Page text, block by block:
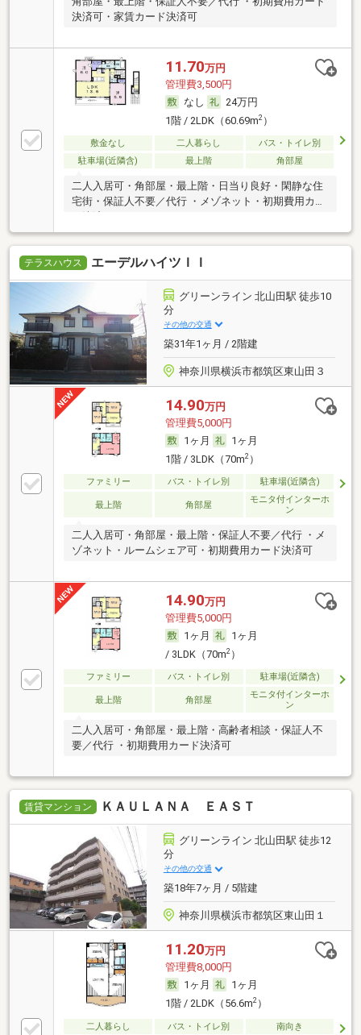
決済可・家賃カード決済可
11.70万円
管理費3,500円
なし
24万円
1階 / 2LDK（60.69m2）
敷金なし 二人暮らし
バス・トイレ別
駐車場(近隣含)
最上階 角部屋
二人入居可・角部屋・最上階・日当り良好・閑静な住
宅街・保証人不要／代行 ・メゾネット・初期費用カー
テラスハウス エーデルハイツＩＩ
グリーンライン 北山田駅 徒歩10
分
その他の交通
築31年1ヶ月 / 2階建
神奈川県横浜市都筑区東山田３
14.90万円
管理費5,000円
1ヶ月
1ヶ月
1階 / 3LDK（70m2）
ファミリー バス・トイレ別 駐車場(近隣含)
最上階 角部屋
モニタ付インターホ
ン
二人入居可・角部屋・最上階・保証人不要／代行 ・メ
ゾネット・ルームシェア可・初期費用カード決済可
14.90万円
管理費5,000円
1ヶ月
1ヶ月
/ 3LDK（70m2）
ファミリー バス・トイレ別 駐車場(近隣含)
最上階 角部屋
モニタ付インターホ
ン
二人入居可・角部屋・最上階・高齢者相談・保証人不
要／代行 ・初期費用カード決済可
賃貸マンション ＫＡＵＬＡＮＡ ＥＡＳＴ
グリーンライン 北山田駅 徒歩12
分
その他の交通
築18年7ヶ月 / 5階建
神奈川県横浜市都筑区東山田１
11.20万円
管理費8,000円
1ヶ月
1ヶ月
1階 / 2LDK（56.6m2）
二人暮らし バス・トイレ別 南向き